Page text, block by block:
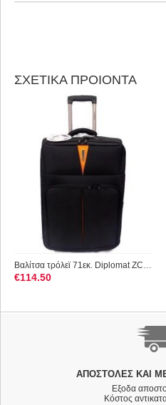
ΣΧΕΤΙΚΑ ΠΡΟΙΟΝΤΑ
Βαλίτσα τρόλεϊ 71εκ. Diplomat ZC 6100 Μαύρο
€114.50
ΑΠΟΣΤΟΛΈΣ ΚΑΙ
Εξοδα
Κόστος